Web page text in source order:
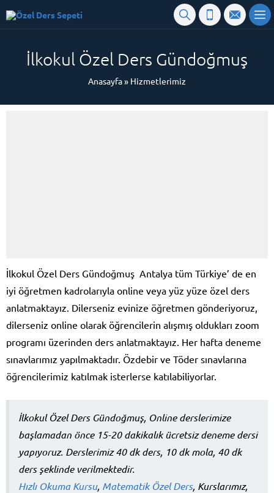
İlkokul Özel Ders Gündoğmuş
Anasayfa» Hizmetlerimiz
İlkokul Özel Ders Gündoğmuş Antalya tüm Türkiye’ de en
iyi öğretmen kadrolarıyla online veya yüz yüze özel ders
anlatmaktayız. Dilerseniz evinize öğretmen gönderiyoruz,
dilerseniz online olarak öğrencilerin alışmış oldukları zoom
programı üzerinden ders anlatmaktayız. Her hafta deneme
sınavlarımız yapılmaktadır. Özdebir ve Töder sınavlarına
öğrencilerimiz katılmak isterlerse katılabiliyorlar.
İlkokul Özel Ders Gündoğmuş, Online derslerimize
başlamadan önce 15-20 dakikalık ücretsiz deneme dersi
yapıyoruz. Derslerimiz 40 dk ders, 10 dk mola, 40 dk
ders şeklinde verilmektedir.
Hızlı Okuma Kursu, Matematik Özel Ders, Kurslarımız,